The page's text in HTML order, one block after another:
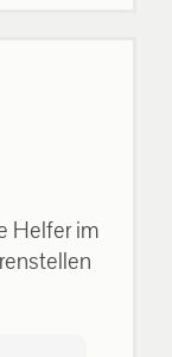
Helfer im